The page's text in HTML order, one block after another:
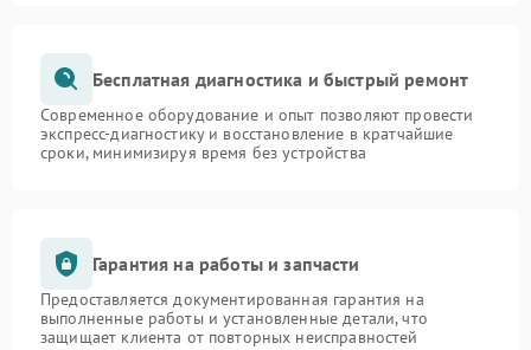
Бесплатная диагностика и быстрый ремонт
Современное оборудование и опыт позволяют провести
экспресс-диагностику и восстановление в кратчайшие
сроки, минимизируя время без устройства
Гарантия на работы и запчасти
Предоставляется документированная гарантия на
выполненные работы и установленные детали, что
защищает клиента от повторных неисправностей